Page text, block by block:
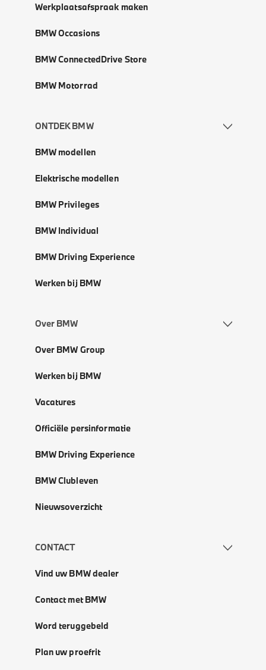
Werkplaatsafspraak maken
BMW Occasions
BMW ConnectedDrive Store
BMW Motorrad
ONTDEK BMW
BMW modellen
Elektrische modellen
BMW Privileges
BMW Individual
BMW Driving Experience
Werken bij BMW
Over BMW
Over BMW Group
Werken bij BMW
Vacatures
Officiële persinformatie
BMW Driving Experience
BMW Clubleven
Nieuwsoverzicht
CONTACT
Vind uw BMW dealer
Contact met BMW
Word teruggebeld
Plan uw proefrit